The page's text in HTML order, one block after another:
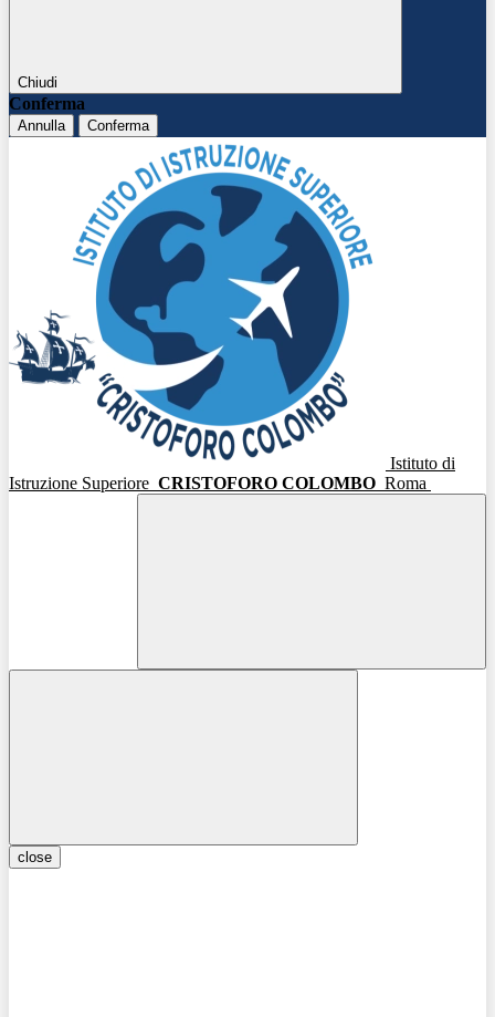
Chiudi
Conferma
Annulla Conferma
Istituto di
Istruzione Superiore CRISTOFORO COLOMBO Roma
close